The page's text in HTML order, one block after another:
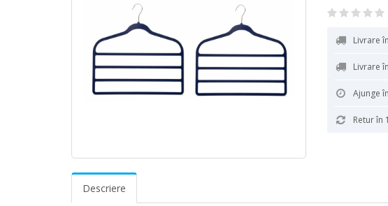
Livrare
Livrare
Ajunge în
Retur în
Descriere